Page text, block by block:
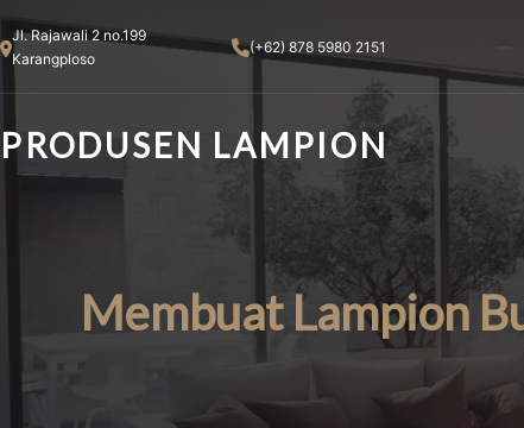
to
content
Jl. Rajawali 2 no.199
Karangploso
(+62) 878 5980 2151
PRODUSEN LAMPION
Membuat Lampion